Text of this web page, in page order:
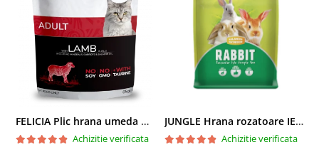
FELICIA Plic hrana umeda pentru pisici adulte, cu Miel, Set 12x85g
Achizitie verificata
JUNGLE Hrana rozatoare IEPURI 500g
Achizitie verificata